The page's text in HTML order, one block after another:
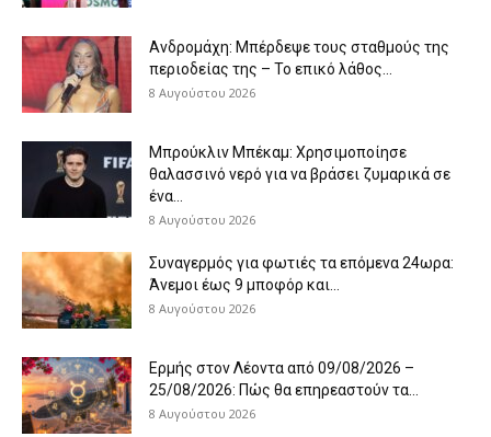
Ανδρομάχη: Μπέρδεψε τους σταθμούς της
περιοδείας της – Το επικό λάθος...
8 Αυγούστου 2026
Μπρούκλιν Μπέκαμ: Χρησιμοποίησε
θαλασσινό νερό για να βράσει ζυμαρικά σε
ένα...
8 Αυγούστου 2026
Συναγερμός για φωτιές τα επόμενα 24ωρα:
Άνεμοι έως 9 μποφόρ και...
8 Αυγούστου 2026
Ερμής στον Λέοντα από 09/08/2026 –
25/08/2026: Πώς θα επηρεαστούν τα...
8 Αυγούστου 2026